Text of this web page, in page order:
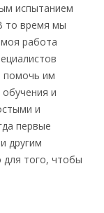
испытанием
то время мы
работа
помочь им
и
и
первые
другим
для того, чтобы